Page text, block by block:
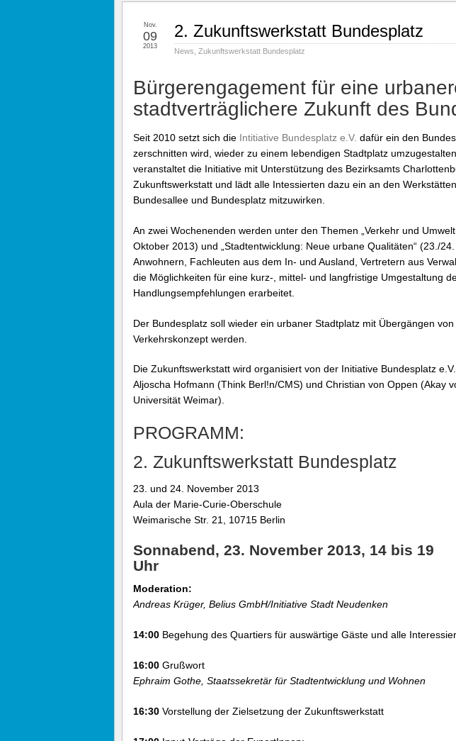
2. Zukunftswerkstatt Bundesplatz
News Zukunftswerkstatt Bundesplatz
Nov.
09
2013
Bürgerengagement für eine
stadtverträglichere Zukunft des
Seit 2010 setzt sich die Intitiative Bundesplatz e.V. dafür ein den
zerschnitten wird, wieder zu einem lebendigen Stadtplatz
veranstaltet die Initiative mit Unterstützung des Bezirksamts
Zukunftswerkstatt und lädt alle Intessierten dazu ein an den
Bundesallee und Bundesplatz mitzuwirken.
An zwei Wochenenden werden unter den Themen „Verkehr und
Oktober 2013) und „Stadtentwicklung: Neue urbane Qualitäten“ (23./
Anwohnern, Fachleuten aus dem In- und Ausland, Vertretern aus
die Möglichkeiten für eine kurz-, mittel- und langfristige Umgestaltung
Handlungsempfehlungen erarbeitet.
Der Bundesplatz soll wieder ein urbaner Stadtplatz mit Übergängen
Verkehrskonzept werden.
Die Zukunftswerkstatt wird organisiert von der Initiative Bundesplatz
Aljoscha Hofmann (Think Berl!n/CMS) und Christian von Oppen (Akay
Universität Weimar).
PROGRAMM:
2. Zukunftswerkstatt Bundesplatz
23. und 24. November 2013
Aula der Marie-Curie-Oberschule
Weimarische Str. 21, 10715 Berlin
Sonnabend, 23. November 2013, 14 bis 19
Uhr
Moderation:
Andreas Krüger, Belius GmbH/Initiative Stadt Neudenken
14:00 Begehung des Quartiers für auswärtige Gäste und alle
16:00 Grußwort
Ephraim Gothe, Staatssekretär für Stadtentwicklung und Wohnen
16:30 Vorstellung der Zielsetzung der Zukunftswerkstatt